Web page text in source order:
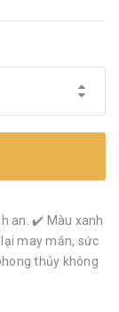
an. ✔️ Màu xanh
may mắn, sức
thủy không